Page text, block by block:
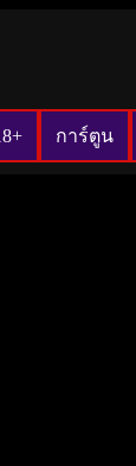
การ์ตูน